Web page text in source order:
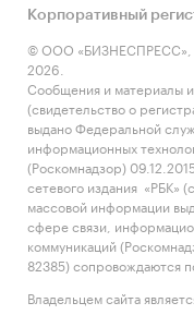
Корпоративный
© ООО «БИЗНЕСПРЕСС»,
2026.
Сообщения и материалы
(свидетельство о
выдано Федеральной
информационных
(Роскомнадзор)
сетевого издания «РБК»
массовой информации
сфере связи,
коммуникаций
82385) сопровождаются
Владельцем сайта